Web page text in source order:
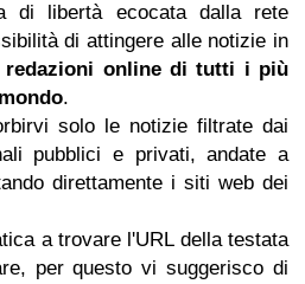
di libertà ecocata dalla rete
di attingere alle notizie in
redazioni online di tutti i più
.
solo le notizie filtrate dai
pubblici e privati, andate a
direttamente i siti web dei
a trovare l'URL della testata
per questo vi suggerisco di